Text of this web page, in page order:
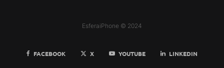
EsferaiPhone © 2024
FACEBOOK X YOUTUBE LINKEDIN